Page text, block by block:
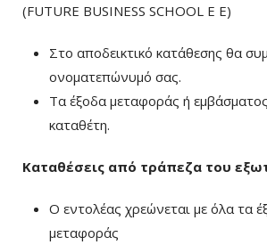
(FUTURE BUSINESS SCHOOL E E)
Στο αποδεικτικό κατάθεσης θα
ονοματεπώνυμό σας.
Τα έξοδα μεταφοράς ή
καταθέτη.
Καταθέσεις από τράπεζα του
Ο εντολέας χρεώνεται με όλα τα
μεταφοράς